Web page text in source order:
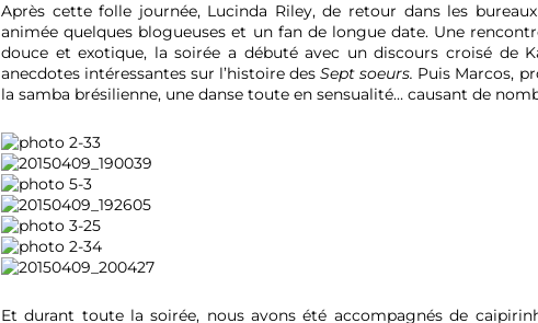
Après cette folle journée, Lucinda Riley, de retour dans les
animée quelques blogueuses et un fan de longue date. Une
douce et exotique, la soirée a débuté avec un discours croisé de
anecdotes intéressantes sur l’histoire desSept soeurs. Puis Marcos,
la samba brésilienne, une danse toute en sensualité… causant de
Et durant toute la soirée, nous avons été accompagnés de